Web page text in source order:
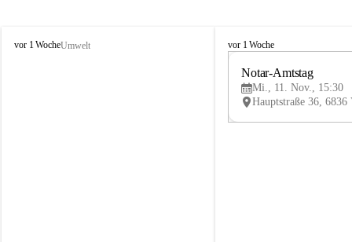
V
vor 1 WocheUmwelt
V
vor 1 Woche
Notar-Amtstag
Mi., 11. Nov., 15:30